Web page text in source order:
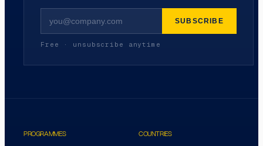
SUBSCRIBE
Free · unsubscribe anytime
PROGRAMMES COUNTRIES